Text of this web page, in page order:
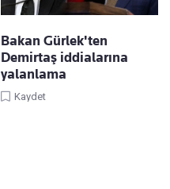
Bakan Gürlek'ten
Demirtaş iddialarına
yalanlama
Kaydet